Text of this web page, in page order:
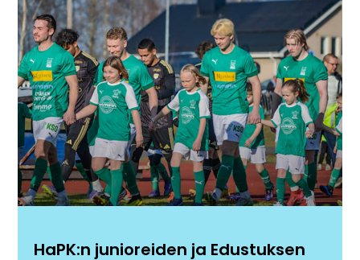
HaPK:n junioreiden ja Edustuksen